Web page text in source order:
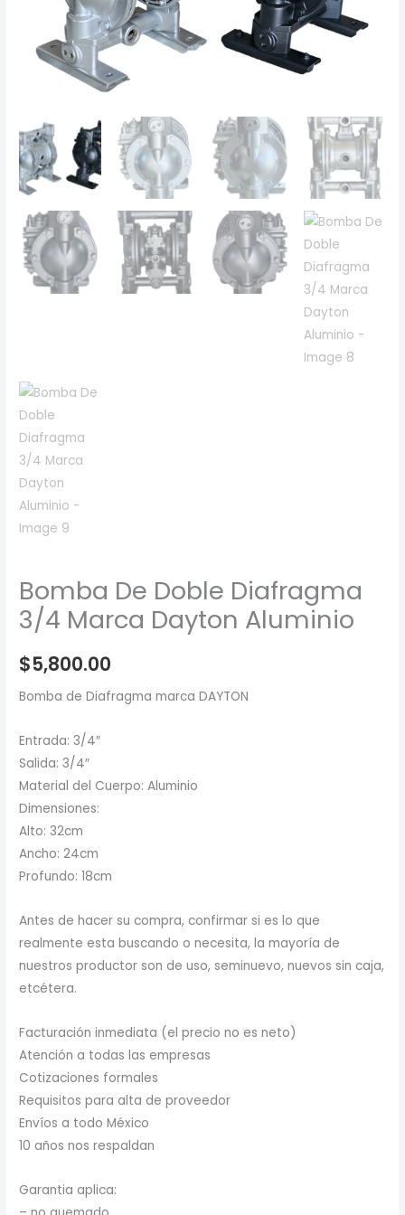
Bomba De Doble Diafragma
3/4 Marca Dayton Aluminio
$5,800.00
Bomba de Diafragma marca DAYTON
Entrada: 3/4″
Salida: 3/4″
Material del Cuerpo: Aluminio
Dimensiones:
Alto: 32cm
Ancho: 24cm
Profundo: 18cm
Antes de hacer su compra, confirmar si es lo que
realmente esta buscando o necesita, la mayoría de
nuestros productor son de uso, seminuevo, nuevos sin caja,
etcétera.
Facturación inmediata (el precio no es neto)
Atención a todas las empresas
Cotizaciones formales
Requisitos para alta de proveedor
Envíos a todo México
10 años nos respaldan
Garantia aplica:
Aluminio
cantidad